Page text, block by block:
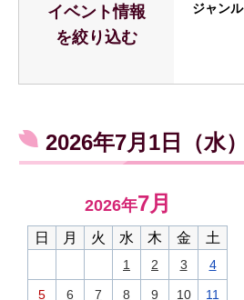
イベント情報
を絞り込む
ジャンル
2026年7月1日（水
2026年7月
日 月 火 水 木 金 土
1 2 3 4
5 6 7 8 9 10 11